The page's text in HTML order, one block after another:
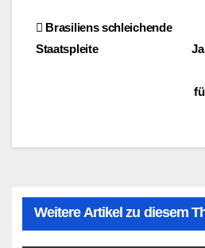
Brasiliens schleichende
Staatspleite
Weitere Artikel zu diesem